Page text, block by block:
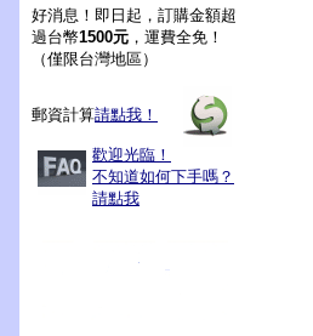
好消息！即日起，訂購金額超
過台幣1500元 ，運費全免！
（僅限台灣地區）
郵資計算請點我！
歡迎光臨！
不知道如何下手嗎？
請點我